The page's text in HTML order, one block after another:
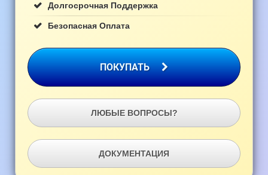
Долгосрочная Поддержка
Безопасная Оплата
ПОКУПАТЬ
ЛЮБЫЕ ВОПРОСЫ?
ДОКУМЕНТАЦИЯ